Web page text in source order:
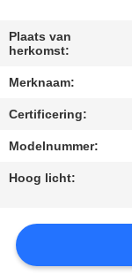
ONS
NIEUWS
GEVALLEN
PRIVACY
Plaats van
herkomst:
Merknaam:
Certificering:
Modelnummer:
Hoog licht: